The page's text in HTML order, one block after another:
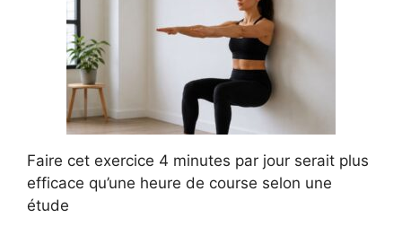
Faire cet exercice 4 minutes par jour serait plus
efficace qu’une heure de course selon une
étude